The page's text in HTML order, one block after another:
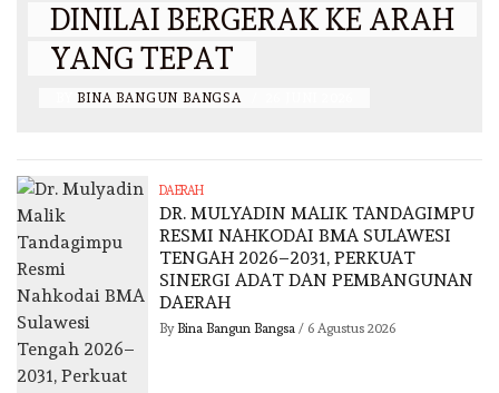
DINILAI BERGERAK KE ARAH
YANG TEPAT
BINA BANGUN BANGSA
DAERAH
DR. MULYADIN MALIK TANDAGIMPU
RESMI NAHKODAI BMA SULAWESI
TENGAH 2026–2031, PERKUAT
SINERGI ADAT DAN PEMBANGUNAN
DAERAH
By Bina Bangun Bangsa/ 6 Agustus 2026